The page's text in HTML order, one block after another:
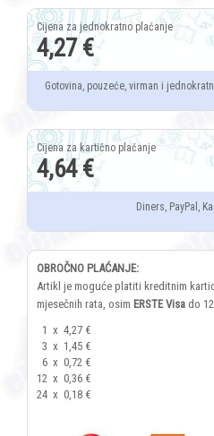
4,27 €
Gotovina, pouzeće, virman i
4,64 €
Diners, PayPal,
OBROČNO PLAĆANJE:
Artikl je moguće platiti kreditnim
mjesečnih rata, osim ERSTE Visa do
1 x 4,27 €
3 x 1,45 €
6 x 0,72 €
12 x 0,36 €
24 x 0,18 €